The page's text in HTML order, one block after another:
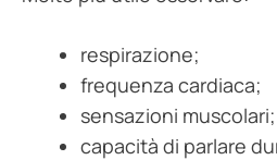
respirazione;
frequenza cardiaca;
sensazioni muscolari;
capacità di parlare